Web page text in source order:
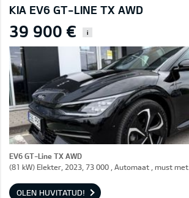
KIA EV6 GT-LINE TX AWD
39 900 € i
EV6 GT-Line TX AWD
(81 kW) Elekter, 2023, 73 000 , Automaat , must met.
OLEN HUVITATUD!